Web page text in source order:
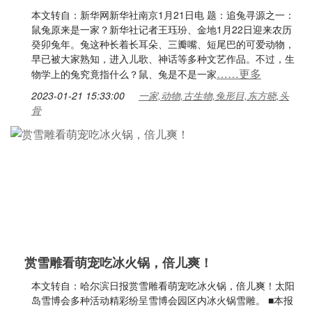
本文转自：新华网新华社南京1月21日电 题：追兔寻源之一：
鼠兔原来是一家？新华社记者王珏玢、金地1月22日迎来农历
癸卯兔年。兔这种长着长耳朵、三瓣嘴、短尾巴的可爱动物，
早已被大家熟知，进入儿歌、神话等多种文艺作品。不过，生
物学上的兔究竟指什么？鼠、兔是不是一家……更多
2023-01-21 15:33:00
一家,动物,古生物,兔形目,东方晓,头
骨
赏雪雕看萌宠吃冰火锅，倍儿爽！
本文转自：哈尔滨日报赏雪雕看萌宠吃冰火锅，倍儿爽！太阳
岛雪博会多种活动精彩纷呈雪博会园区内冰火锅雪雕。 ■本报